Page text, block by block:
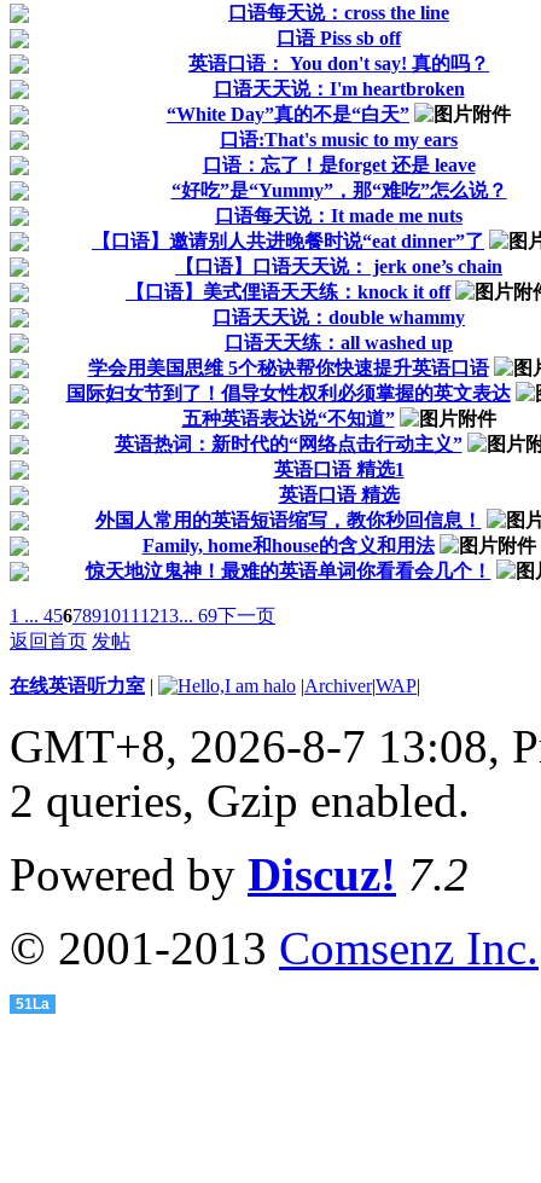
口语每天说：cross the line
口语 Piss sb off
英语口语： You don't say! 真的吗？
口语天天说：I'm heartbroken
“White Day”真的不是“白天”
口语:That's music to my ears
口语：忘了！是forget 还是 leave
“好吃”是“Yummy”，那“难吃”怎么说？
口语每天说：It made me nuts
【口语】邀请别人共进晚餐时说“eat dinner”了
【口语】口语天天说： jerk one’s chain
【口语】美式俚语天天练：knock it off
口语天天说：double whammy
口语天天练：all washed up
学会用美国思维 5个秘诀帮你快速提升英语口语
国际妇女节到了！倡导女性权利必须掌握的英文表达
五种英语表达说“不知道”
英语热词：新时代的“网络点击行动主义”
英语口语 精选1
英语口语 精选
外国人常用的英语短语缩写，教你秒回信息！
Family, home和house的含义和用法
惊天地泣鬼神！最难的英语单词你看看会几个！
1 ... 4567891011 1213... 69下一页
返回首页 发帖
在线英语听力室 | |Archiver|WAP|
GMT+8, 2026-8-7 13:08,
2 queries, Gzip enabled.
Powered by Discuz! 7.2
© 2001-2013 Comsenz Inc.
51La